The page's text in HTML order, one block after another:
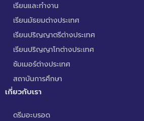
เรียนและทำงาน
เรียนมัธยมต่างประเทศ
เรียนปริญญาตรีต่างประเทศ
เรียนปริญญาโทต่างประเทศ
ซัมเมอร์ต่างประเทศ
สถาบันการศึกษา
เกี่ยวกับเรา
ดรีมอะบรอด